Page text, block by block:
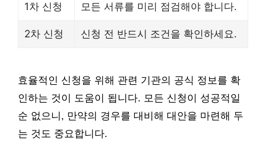
1차 신청 모든 서류를 미리 점검해야 합니다.
2차 신청 신청 전 반드시 조건을 확인하세요.
효율적인 신청을 위해 관련 기관의 공식 정보를 확
인하는 것이 도움이 됩니다. 모든 신청이 성공적일
순 없으니, 만약의 경우를 대비해 대안을 마련해 두
는 것도 중요합니다.